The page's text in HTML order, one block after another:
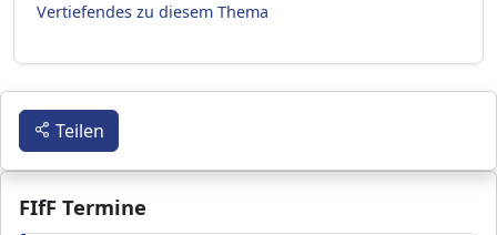
Vertiefendes zu diesem Thema
FIfF Termine
Teilen